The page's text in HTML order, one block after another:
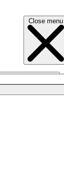
Close menu